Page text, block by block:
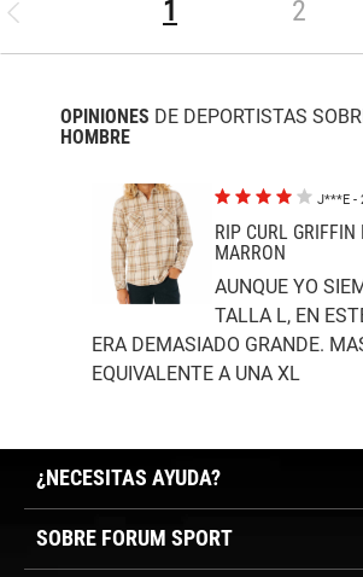
1 2
OPINIONES DE DEPORTISTAS
HOMBRE
J***E -
RIP CURL GRIFFIN
MARRON
AUNQUE YO
TALLA L, EN
ERA DEMASIADO GRANDE.
EQUIVALENTE A UNA XL
¿NECESITAS AYUDA?
SOBRE FORUM SPORT